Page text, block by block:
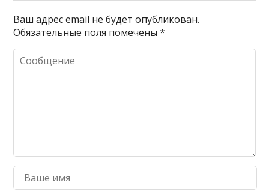
Ваш адрес email не будет опубликован.
Обязательные поля помечены*